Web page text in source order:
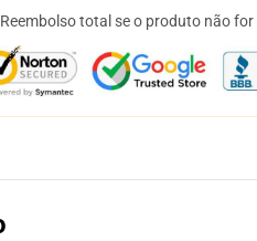
Reembolso total se o produto não for